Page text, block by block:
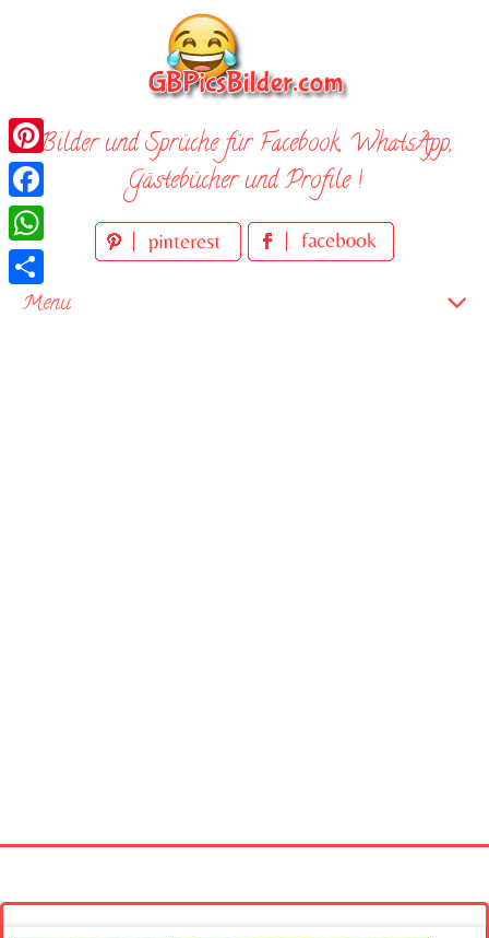
Bilder und Sprüche für Facebook, WhatsApp,
Gästebücher und Profile !
Menu
Pinterest
Facebook
WhatsApp
Teilen